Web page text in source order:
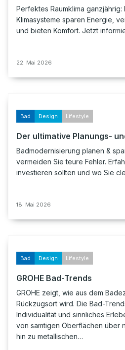
Perfektes Raumklima
Klimasysteme sparen Energie,
und bieten Komfort. Jetzt
22. Mai 2026
Bad Design Lifestyle
Der ultimative Planungs-
Badmodernisierung planen &
vermeiden Sie teure Fehler.
investieren sollten und wo Sie
18. Mai 2026
Bad Design Lifestyle
GROHE Bad-Trends
GROHE zeigt, wie aus dem
Rückzugsort wird. Die Bad-
Individualität und sinnliches
von samtigen Oberflächen über
hin zu metallischen…